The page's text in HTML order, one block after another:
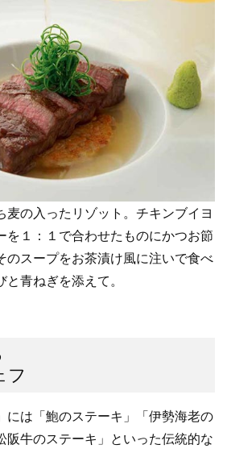
麦の入ったリゾット。チキンブイヨ
を１：１で合わせたものにかつお節
のスープをお茶漬け風に注いで食べ
青ねぎを添えて。
フ
は「鮑のステーキ」「伊勢海老の
阪牛のステーキ」といった伝統的な